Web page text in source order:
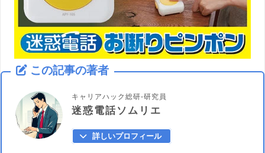
この記事の著者
キャリアハック総研-研究員
迷惑電話ソムリエ
詳しいプロフィール